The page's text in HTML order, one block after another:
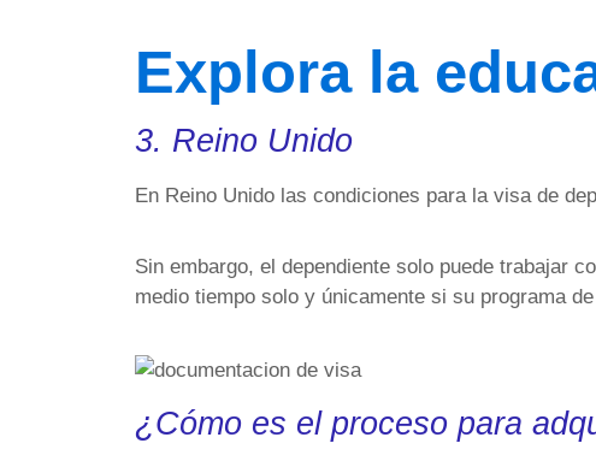
Explora la
3. Reino Unido
En Reino Unido las condiciones para la visa de
Sin embargo, el dependiente solo puede trabajar
medio tiempo solo y únicamente si su programa
¿Cómo es el proceso para